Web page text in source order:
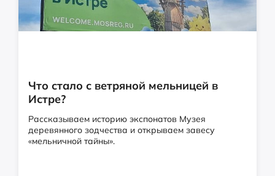
Что стало с ветряной мельницей в
Истре?
Рассказываем историю экспонатов Музея
деревянного зодчества и открываем завесу
«мельничной тайны».